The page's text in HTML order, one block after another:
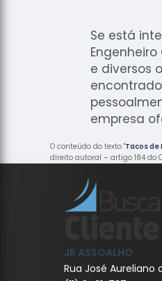
Se está
e diversos
empresa
O conteúdo do texto "Tacos de
direito autoral – artigo 184 do
JR ASSOALHO
Rua José Aureliano